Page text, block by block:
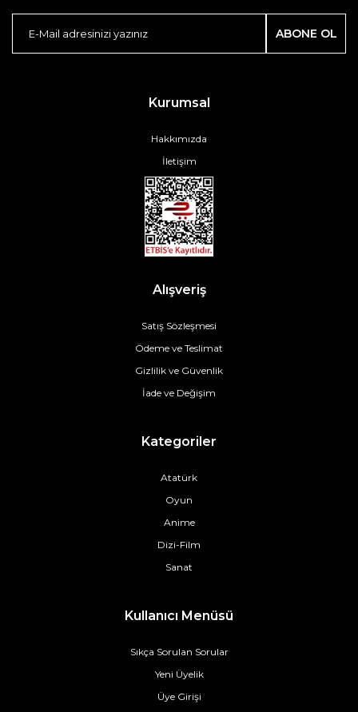
ABONE OL
Kurumsal
Hakkımızda
İletişim
Alışveriş
Satış Sözleşmesi
Ödeme ve Teslimat
Gizlilik ve Güvenlik
İade ve Değişim
Kategoriler
Atatürk
Oyun
Anime
Dizi-Film
Sanat
Kullanıcı Menüsü
Sıkça Sorulan Sorular
Yeni Üyelik
Üye Girişi